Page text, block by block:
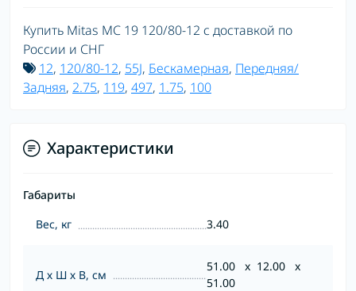
Купить Mitas MC 19 120/80-12 с доставкой по
России и СНГ
12, 120/80-12, 55J, Бескамерная, Передняя/
Задняя, 2.75, 119, 497, 1.75, 100
Характеристики
Габариты
Вес, кг
3.40
Д х Ш х В, см
51.00 x 12.00 x
51.00